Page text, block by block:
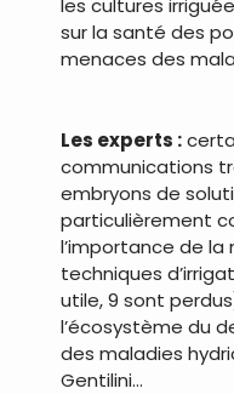
les cultures
sur la santé des
menaces des
Les experts :
communications
embryons de
particulièrement
l’importance de la
techniques
utile, 9 sont
l’écosystème du
des maladies
Gentilini…